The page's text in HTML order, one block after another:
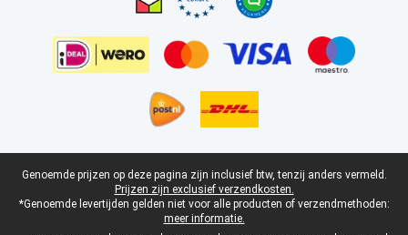
Juridische voettekst
Genoemde prijzen op deze pagina zijn inclusief btw, tenzij anders vermeld.
Prijzen zijn exclusief verzendkosten.
*Genoemde levertijden gelden niet voor alle producten of verzendmethoden:
meer informatie.